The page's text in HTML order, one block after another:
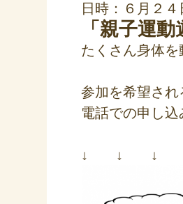
日時：６月２
「親子運
たくさん身体
参加を希望さ
電話での申し
↓ ↓ ↓ 申